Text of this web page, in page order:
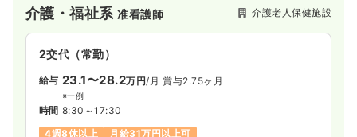
介護・福祉系准看護師 介護老人保健施設
2交代（常勤）
給与 23.1〜28.2万円/月 賞与2.75ヶ月
※一例
時間 8:30～17:30
4週8休以上
月給31万円以上可